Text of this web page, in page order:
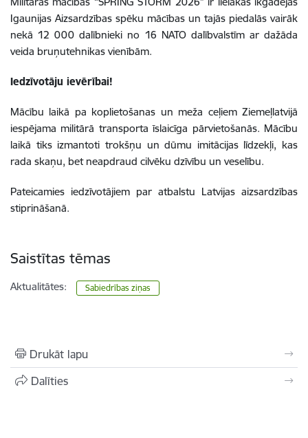
Igaunijas Aizsardzības spēku mācības un tajās piedalās vairāk
nekā 12 000 dalībnieki no 16 NATO dalībvalstīm ar dažāda
veida bruņutehnikas vienībām.
Iedzīvotāju ievērībai!
Mācību laikā pa koplietošanas un meža ceļiem Ziemeļlatvijā
iespējama militārā transporta īslaicīga pārvietošanās. Mācību
laikā tiks izmantoti trokšņu un dūmu imitācijas līdzekļi, kas
rada skaņu, bet neapdraud cilvēku dzīvību un veselību.
Pateicamies iedzīvotājiem par atbalstu Latvijas aizsardzības
stiprināšanā.
Saistītas tēmas
Aktualitātes: Sabiedrības ziņas
Drukāt lapu
Dalīties